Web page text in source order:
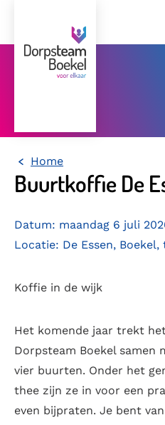
Home
Buurtkoffie De
Datum: maandag 6 juli
Locatie: De Essen, Boekel,
Koffie in de wijk
Het komende jaar trekt
Dorpsteam Boekel samen
vier buurten. Onder het
thee zijn ze in voor een
even bijpraten. Je bent